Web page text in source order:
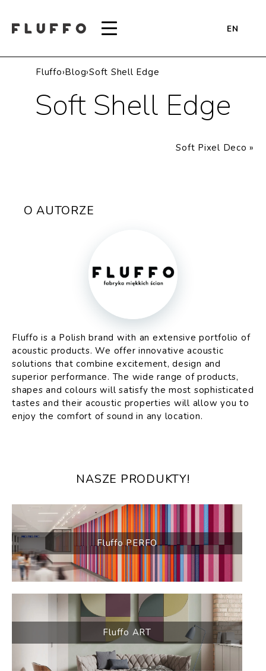
EN
Fluffo›Blog›Soft Shell Edge
Soft Shell Edge
Soft Pixel Deco »
O AUTORZE
Fluffo is a Polish brand with an extensive portfolio of
acoustic products. We offer innovative acoustic
solutions that combine excitement, design and
superior performance. The wide range of products,
shapes and colours will satisfy the most sophisticated
tastes and their acoustic properties will allow you to
enjoy the comfort of sound in any location.
NASZE PRODUKTY!
Fluffo PERFO
Fluffo ART